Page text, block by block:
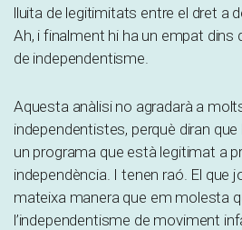
lluita de legitimitats entre el dret a
Ah, i finalment hi ha un empat dins
de independentisme.
Aquesta anàlisi no agradarà a
independentistes, perquè diran
un programa que està legitimat a
independència. I tenen raó. El que
mateixa manera que em molesta
l’independentisme de moviment